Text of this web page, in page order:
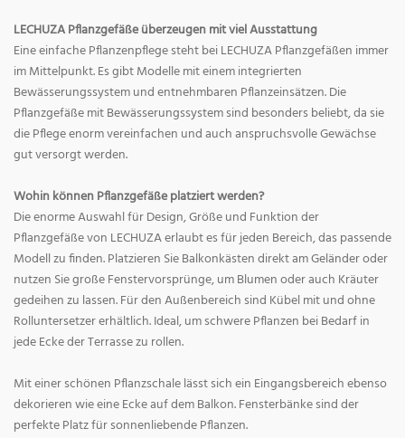
LECHUZA Pflanzgefäße überzeugen mit viel Ausstattung
Eine einfache Pflanzenpflege steht bei LECHUZA Pflanzgefäßen immer
im Mittelpunkt. Es gibt Modelle mit einem integrierten
Bewässerungssystem und entnehmbaren Pflanzeinsätzen. Die
Pflanzgefäße mit Bewässerungssystem sind besonders beliebt, da sie
die Pflege enorm vereinfachen und auch anspruchsvolle Gewächse
gut versorgt werden.
Wohin können Pflanzgefäße platziert werden?
Die enorme Auswahl für Design, Größe und Funktion der
Pflanzgefäße von LECHUZA erlaubt es für jeden Bereich, das passende
Modell zu finden. Platzieren Sie Balkonkästen direkt am Geländer oder
nutzen Sie große Fenstervorsprünge, um Blumen oder auch Kräuter
gedeihen zu lassen. Für den Außenbereich sind Kübel mit und ohne
Rolluntersetzer erhältlich. Ideal, um schwere Pflanzen bei Bedarf in
jede Ecke der Terrasse zu rollen.
Mit einer schönen Pflanzschale lässt sich ein Eingangsbereich ebenso
dekorieren wie eine Ecke auf dem Balkon. Fensterbänke sind der
perfekte Platz für sonnenliebende Pflanzen.